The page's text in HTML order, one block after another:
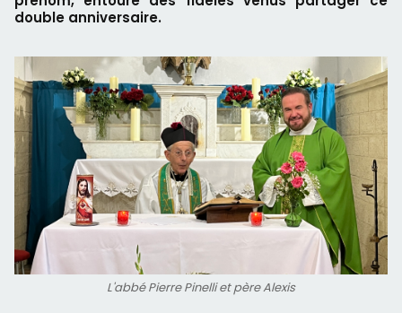
double anniversaire.
L'abbé Pierre Pinelli et père Alexis